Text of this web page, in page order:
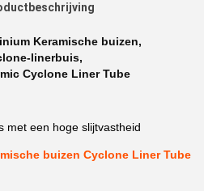
Keramische buizen,
linerbuis,
Cyclone Liner Tube
met een hoge slijtvastheid
buizen Cyclone Liner Tube